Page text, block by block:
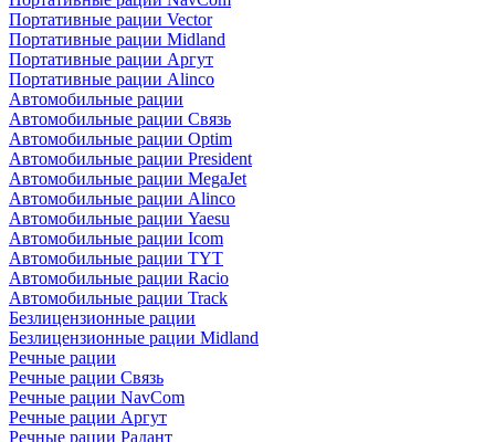
Портативные рации Vector
Портативные рации Midland
Портативные рации Аргут
Портативные рации Alinco
Автомобильные рации
Автомобильные рации Связь
Автомобильные рации Optim
Автомобильные рации President
Автомобильные рации MegaJet
Автомобильные рации Alinco
Автомобильные рации Yaesu
Автомобильные рации Icom
Автомобильные рации TYT
Автомобильные рации Racio
Автомобильные рации Track
Безлицензионные рации
Безлицензионные рации Midland
Речные рации
Речные рации Связь
Речные рации NavCom
Речные рации Аргут
Речные рации Радант